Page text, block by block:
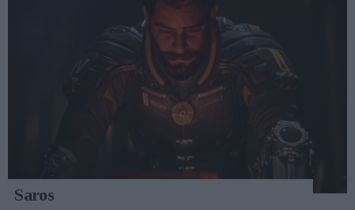
Saros